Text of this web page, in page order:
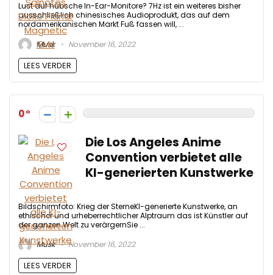
Lust auf hübsche In-Ear-Monitore? 7Hz ist ein weiteres bisher
ausschließlich chinesisches Audioprodukt, das auf dem
nordamerikanischen Markt Fuß fassen will, ...
Musk
November 16, 2022
LEES VERDER
0
Die Los Angeles Anime
Convention verbietet alle
KI-generierten Kunstwerke
Bildschirmfoto: Krieg der SterneKI-generierte Kunstwerke, an
ethischer und urheberrechtlicher Alptraum das ist Künstler auf
der ganzen Welt zu verärgernSie ...
Musk
November 16, 2022
LEES VERDER